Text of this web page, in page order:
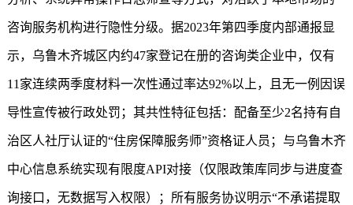
咨询服务机构进行隐性分级。据2023年第四季度内部通报显
示，乌鲁木齐城区内约47家登记在册的咨询类企业中，仅有
11家连续两季度材料一次性通过率达92%以上，且无一例因误
导性宣传被行政处罚；其共性特征包括：配备至少2名持有自
治区人社厅认证的“住房保障服务师”资格证人员；与乌鲁木齐
中心信息系统实现有限度API对接（仅限政策库同步与进度查
询接口，无数据写入权限）；所有服务协议明示“不承诺提取